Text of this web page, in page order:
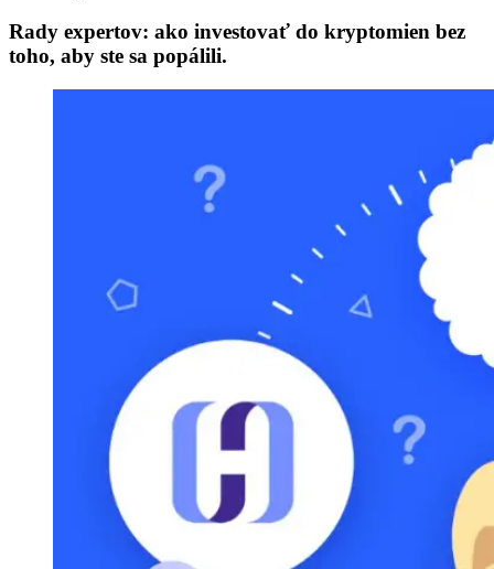
Rady expertov: ako investovať do kryptomien bez
toho, aby ste sa popálili.